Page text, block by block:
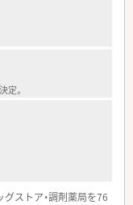
定。
ストア・調剤薬局を76